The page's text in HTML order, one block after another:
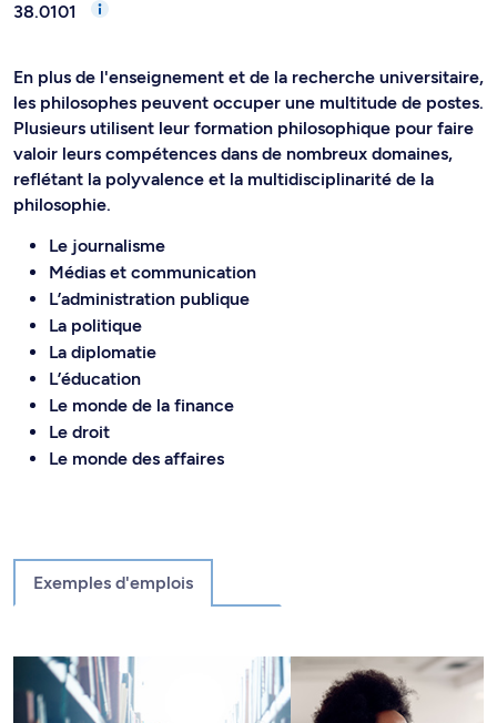
38.0101
En plus de l'enseignement et de la recherche universitaire,
les philosophes peuvent occuper une multitude de postes.
Plusieurs utilisent leur formation philosophique pour faire
valoir leurs compétences dans de nombreux domaines,
reflétant la polyvalence et la multidisciplinarité de la
philosophie.
Le journalisme
Médias et communication
L’administration publique
La politique
La diplomatie
L’éducation
Le monde de la finance
Le droit
Le monde des affaires
Exemples d'emplois